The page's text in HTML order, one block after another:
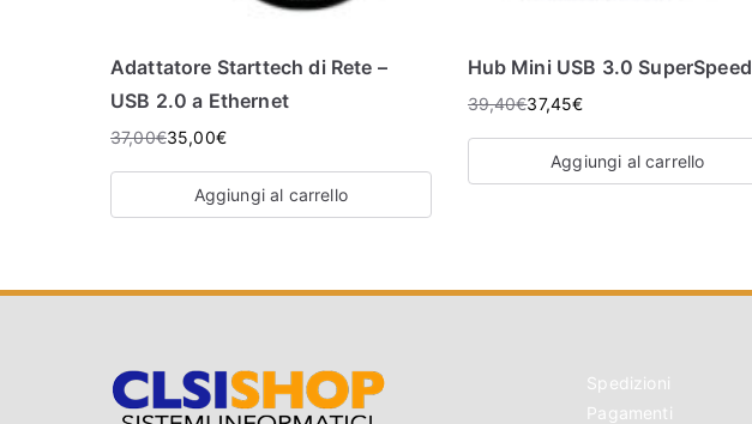
Adattatore Starttech di Rete –
USB 2.0 a Ethernet
37,00€35,00€
Aggiungi al carrello
Hub Mini USB 3.0 SuperSpeed
39,40€37,45€
Aggiungi al carrello
Spedizioni
Pagamenti